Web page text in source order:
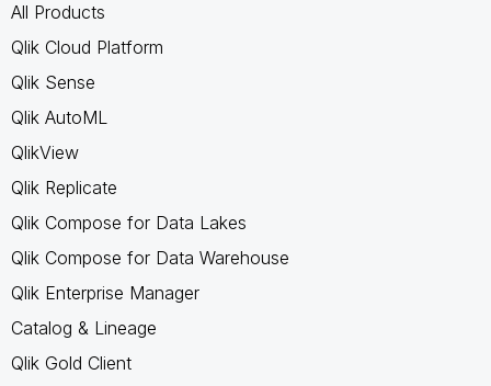
All Products
Qlik Cloud Platform
Qlik Sense
Qlik AutoML
QlikView
Qlik Replicate
Qlik Compose for Data Lakes
Qlik Compose for Data Warehouse
Qlik Enterprise Manager
Catalog & Lineage
Qlik Gold Client